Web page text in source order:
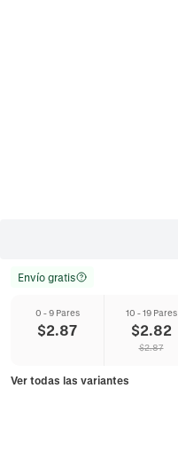
Envío gratis
0 - 9 Pares
$2.87
10 - 19 Pares
$2.82
$2.87
Ver todas las variantes